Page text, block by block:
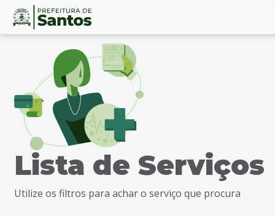
Ir
busca
Conteúdo
Lista de Serviços
Utilize os filtros para achar o serviço que procura